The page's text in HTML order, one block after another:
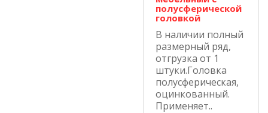
полусферической
головкой
В наличии полный
размерный ряд,
отгрузка от 1
штуки.Головка
полусферическая,
оцинкованный.
Применяет..